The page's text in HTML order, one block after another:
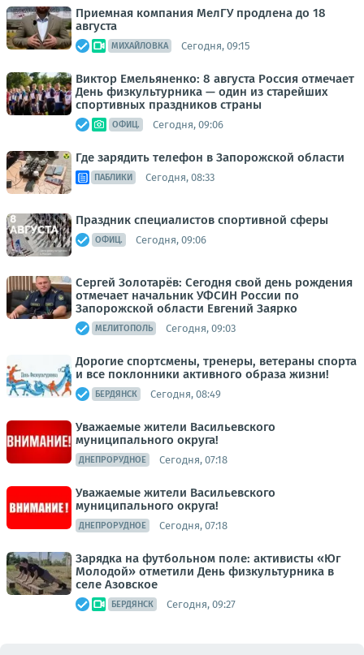
Приемная компания МелГУ продлена до 18
августа
МИХАЙЛОВКА Сегодня, 09:15
Виктор Емельяненко: 8 августа Россия отмечает
День физкультурника — один из старейших
спортивных праздников страны
ОФИЦ. Сегодня, 09:06
Где зарядить телефон в Запорожской области
ПАБЛИКИ Сегодня, 08:33
Праздник специалистов спортивной сферы
ОФИЦ. Сегодня, 09:06
Сергей Золотарёв: Сегодня свой день рождения
отмечает начальник УФСИН России по
Запорожской области Евгений Заярко
МЕЛИТОПОЛЬ Сегодня, 09:03
Дорогие спортсмены, тренеры, ветераны спорта
и все поклонники активного образа жизни!
БЕРДЯНСК Сегодня, 08:49
Уважаемые жители Васильевского
муниципального округа!
ДНЕПРОРУДНОЕ Сегодня, 07:18
Уважаемые жители Васильевского
муниципального округа!
ДНЕПРОРУДНОЕ Сегодня, 07:18
Зарядка на футбольном поле: активисты «Юг
Молодой» отметили День физкультурника в
селе Азовское
БЕРДЯНСК Сегодня, 09:27